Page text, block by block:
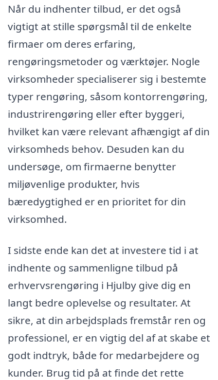
Når du indhenter tilbud, er det også
vigtigt at stille spørgsmål til de enkelte
firmaer om deres erfaring,
rengøringsmetoder og værktøjer. Nogle
virksomheder specialiserer sig i bestemte
typer rengøring, såsom kontorrengøring,
industrirengøring eller efter byggeri,
hvilket kan være relevant afhængigt af din
virksomheds behov. Desuden kan du
undersøge, om firmaerne benytter
miljøvenlige produkter, hvis
bæredygtighed er en prioritet for din
virksomhed.
I sidste ende kan det at investere tid i at
indhente og sammenligne tilbud på
erhvervsrengøring i Hjulby give dig en
langt bedre oplevelse og resultater. At
sikre, at din arbejdsplads fremstår ren og
professionel, er en vigtig del af at skabe et
godt indtryk, både for medarbejdere og
kunder. Brug tid på at finde det rette